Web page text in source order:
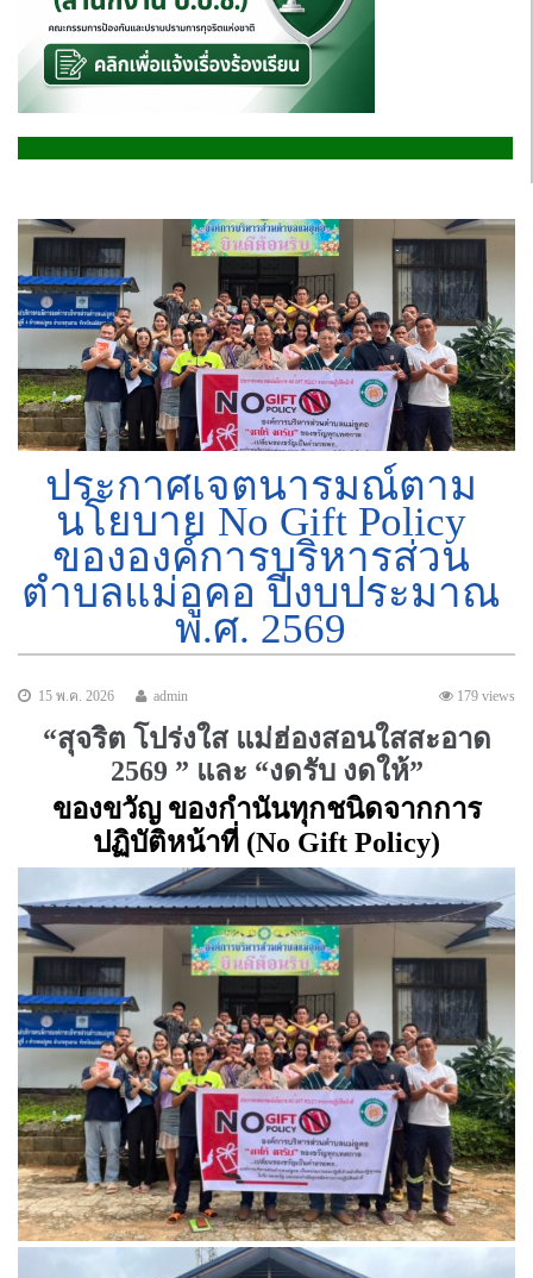
ประกาศเจตนารมณ์ตาม
นโยบาย No Gift Policy
ขององค์การบริหารส่วน
ตำบลแม่อูคอ ปีงบประมาณ
พ.ศ. 2569
15 พ.ค. 2026 179 views
admin
“สุจริต โปร่งใส แม่ฮ่องสอนใสสะอาด
2569 ” และ “งดรับ งดให้”
ของขวัญ ของกำนันทุกชนิดจากการ
ปฏิบัติหน้าที่ (No Gift Policy)